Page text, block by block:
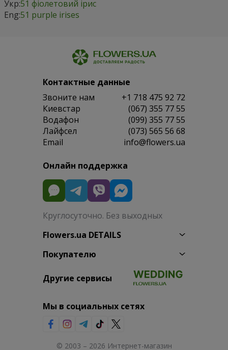
Укр:51 фіолетовий ірис
Eng:51 purple irises
Контактные данные
Звоните нам
+1 718 475 92 72
Киевстар
(067) 355 77 55
Водафон
(099) 355 77 55
Лайфсел
(073) 565 56 68
Email
info@flowers.ua
Онлайн поддержка
Круглосуточно. Без выходных
Flowers.ua DETAILS
Покупателю
Другие сервисы
Мы в социальных сетях
© 2003 – 2026 Интернет-магазин